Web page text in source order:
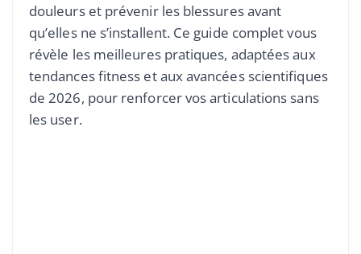
douleurs et prévenir les blessures avant
qu’elles ne s’installent. Ce guide complet vous
révèle les meilleures pratiques, adaptées aux
tendances fitness et aux avancées scientifiques
de 2026, pour renforcer vos articulations sans
les user.